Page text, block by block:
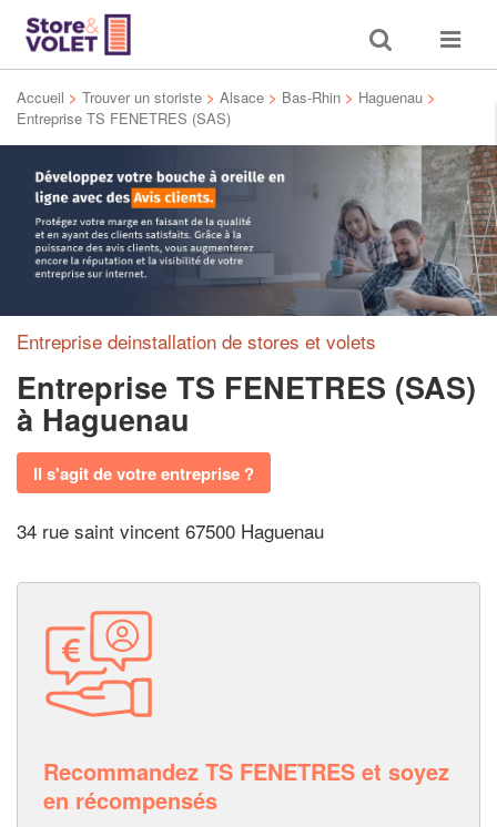
Toggle
search
Toggle
Accueil > Trouver un storiste > Alsace > Bas-Rhin > Haguenau >
Entreprise TS FENETRES (SAS)
Entreprise deinstallation de stores et volets
Entreprise TS FENETRES (SAS)
à Haguenau
Il s'agit de votre entreprise ?
34 rue saint vincent 67500 Haguenau
Recommandez TS FENETRES et soyez
en récompensés